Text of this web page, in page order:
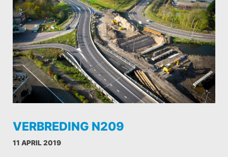
VERBREDING N209
11 APRIL 2019